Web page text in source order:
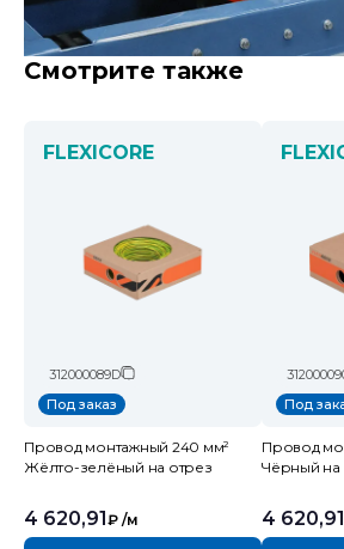
Смотрите также
FLEXICORE
312000089D
Под заказ
Провод монтажный 240 мм²
Жёлто-зелёный на отрез
4 620,91 ₽ /м
Под
Провод
Чёрный на
4 620,91